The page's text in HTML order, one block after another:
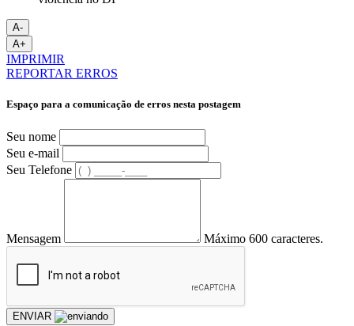
A-
A+
IMPRIMIR
REPORTAR ERROS
Espaço para a comunicação de erros nesta postagem
Seu nome
Seu e-mail
Seu Telefone
Mensagem Máximo 600 caracteres.
ENVIAR